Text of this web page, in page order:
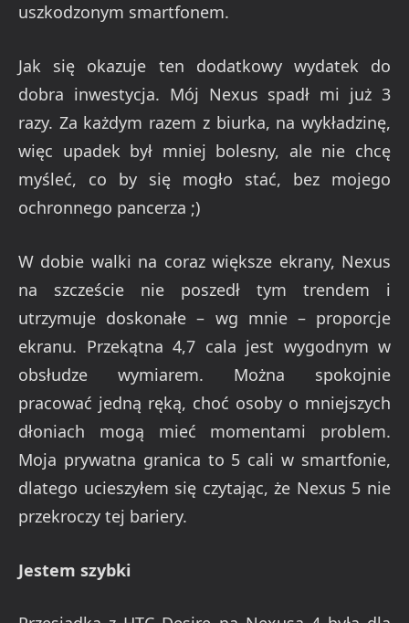
uszkodzonym smartfonem.
Jak się okazuje ten dodatkowy wydatek do
dobra inwestycja. Mój Nexus spadł mi już 3
razy. Za każdym razem z biurka, na wykładzinę,
więc upadek był mniej bolesny, ale nie chcę
myśleć, co by się mogło stać, bez mojego
ochronnego pancerza ;)
W dobie walki na coraz większe ekrany, Nexus
na szczeście nie poszedł tym trendem i
utrzymuje doskonałe – wg mnie – proporcje
ekranu. Przekątna 4,7 cala jest wygodnym w
obsłudze wymiarem. Można spokojnie
pracować jedną ręką, choć osoby o mniejszych
dłoniach mogą mieć momentami problem.
Moja prywatna granica to 5 cali w smartfonie,
dlatego ucieszyłem się czytając, że Nexus 5 nie
przekroczy tej bariery.
Jestem szybki